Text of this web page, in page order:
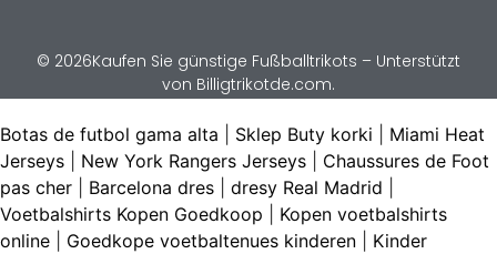
© 2026Kaufen Sie günstige Fußballtrikots – Unterstützt
von Billigtrikotde.com.
Botas de futbol gama alta Sklep Buty korki
Miami Heat
Jerseys
New York Rangers Jerseys
Chaussures de Foot
pas cher
Barcelona dres dresy Real Madrid
Voetbalshirts Kopen Goedkoop
Kopen voetbalshirts
online
Goedkope voetbaltenues kinderen
Kinder